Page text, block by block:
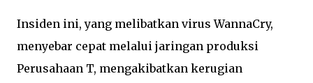
Insiden ini, yang melibatkan virus WannaCry,
menyebar cepat melalui jaringan produksi
Perusahaan T, mengakibatkan kerugian